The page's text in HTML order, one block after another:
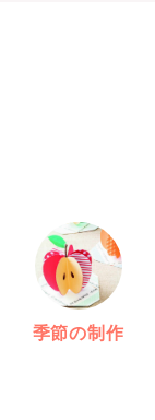
季節の制作